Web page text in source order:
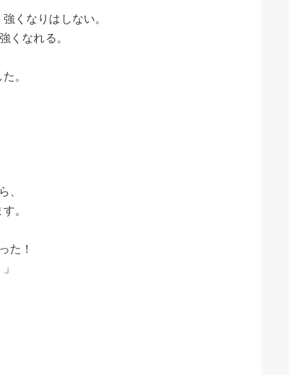
くなりはしない。
くなれる。
。
、
。
た！